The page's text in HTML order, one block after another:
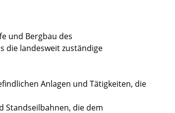
und Bergbau des
die landesweit zuständige
Anlagen und Tätigkeiten, die
Standseilbahnen, die dem